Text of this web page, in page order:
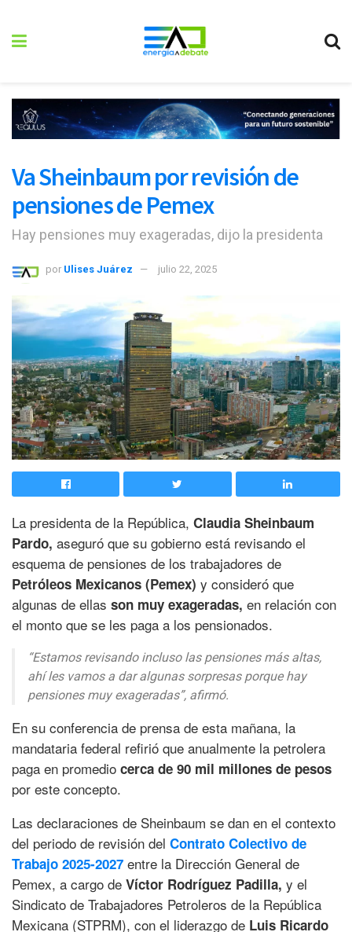
Va Sheinbaum por revisión de
pensiones de Pemex
Hay pensiones muy exageradas, dijo la presidenta
por Ulises Juárez julio 22, 2025
La presidenta de la República, Claudia Sheinbaum
Pardo, aseguró que su gobierno está revisando el
esquema de pensiones de los trabajadores de
Petróleos Mexicanos (Pemex) y consideró que
algunas de ellas son muy exageradas, en relación con
el monto que se les paga a los pensionados.
“Estamos revisando incluso las pensiones más altas,
ahí les vamos a dar algunas sorpresas porque hay
pensiones muy exageradas”, afirmó.
En su conferencia de prensa de esta mañana, la
mandataria federal refirió que anualmente la petrolera
paga en promedio cerca de 90 mil millones de pesos
por este concepto.
Las declaraciones de Sheinbaum se dan en el contexto
del periodo de revisión del Contrato Colectivo de
Trabajo 2025-2027 entre la Dirección General de
Pemex, a cargo de Víctor Rodríguez Padilla, y el
Sindicato de Trabajadores Petroleros de la República
Mexicana (STPRM), con el liderazgo de Luis Ricardo